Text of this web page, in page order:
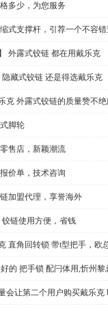
多少，为您服务
式支撑杆，引荐一个不容
外露式铰链 都在用戴乐克
藏式铰链 还是得选戴乐克
克 外露式铰链的质量赞不
脚轮
售店，新颖潮流
价单，技术咨询
加盟代理，享誉海外
链使用方便，省钱
直角回转锁 带t型把手，欧
的 把手锁 配闩体用,忻州黎
会让第二个用户购买戴乐克